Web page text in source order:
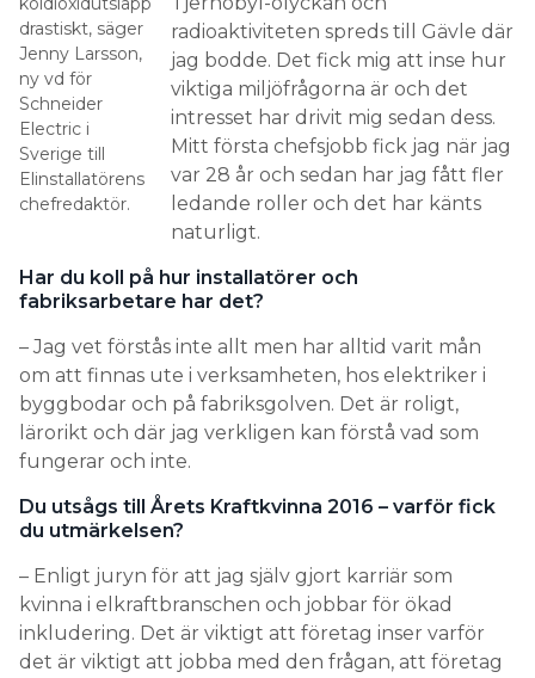
drastiskt, ­säger
Jenny Larsson,
ny vd för
Schneider
Electric i
Sverige till
Elinstallatörens
chefredaktör.
radioaktiviteten spreds till Gävle där
jag bodde. Det fick mig att inse hur
viktiga miljöfrågorna är och det
intresset har drivit mig sedan dess.
Mitt första chefsjobb fick jag när jag
var 28 år och sedan har jag fått fler
ledande roller och det har känts
naturligt.
Har du koll på hur installatörer och
fabriksarbetare har det?
– Jag vet förstås inte allt men har alltid varit mån
om att finnas ute i verksamheten, hos elektriker i
byggbodar och på fabriksgolven. Det är roligt,
lärorikt och där jag verkligen kan förstå vad som
fungerar och inte.
Du utsågs till Årets Kraftkvinna 2016 – varför fick
du utmärkelsen?
– Enligt juryn för att jag själv gjort karriär som
kvinna i elkraftbranschen och jobbar för ökad
inkludering. Det är viktigt att företag inser varför
det är viktigt att jobba med den frågan, att företag